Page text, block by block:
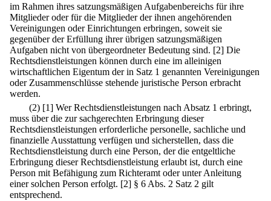
im Rahmen ihres satzungsmäßigen Aufgabenbereichs für ihre
Mitglieder oder für die Mitglieder der ihnen angehörenden
Vereinigungen oder Einrichtungen erbringen, soweit sie
gegenüber der Erfüllung ihrer übrigen satzungsmäßigen
Aufgaben nicht von übergeordneter Bedeutung sind. [2] Die
Rechtsdienstleistungen können durch eine im alleinigen
wirtschaftlichen Eigentum der in Satz 1 genannten Vereinigungen
oder Zusammenschlüsse stehende juristische Person erbracht
werden.
(2) [1] Wer Rechtsdienstleistungen nach Absatz 1 erbringt,
muss über die zur sachgerechten Erbringung dieser
Rechtsdienstleistungen erforderliche personelle, sachliche und
finanzielle Ausstattung verfügen und sicherstellen, dass die
Rechtsdienstleistung durch eine Person, der die entgeltliche
Erbringung dieser Rechtsdienstleistung erlaubt ist, durch eine
Person mit Befähigung zum Richteramt oder unter Anleitung
einer solchen Person erfolgt. [2] § 6 Abs. 2 Satz 2 gilt
entsprechend.